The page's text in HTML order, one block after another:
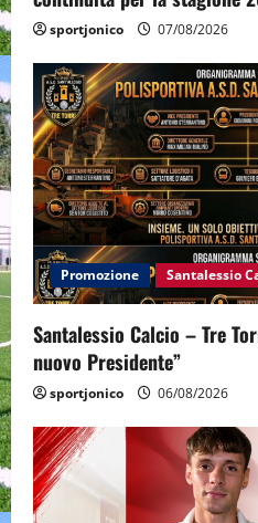
sportjonico 07/08/2026
Promozione Santalessio
Santalessio Calcio – Tre
nuovo Presidente”
sportjonico 06/08/2026